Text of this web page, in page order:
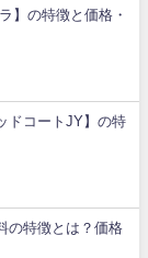
】の特徴と価格・
ドコートJY】の特
の特徴とは？価格